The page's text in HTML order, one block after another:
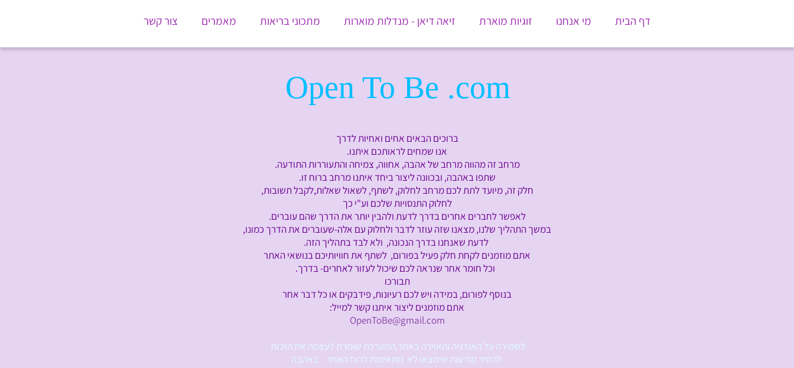
דף הבית מי אנחנו זוגיות מוארת זיאה דיאן - מנדלות מוארות מתכוני בריאות מאמרים צור קשר
Open To Be .com
ברוכים הבאים אחים ואחיות לדרך
אנו שמחים לראותכם איתנו.
מרחב זה מהווה מרחב של אהבה, אחווה, צמיחה והתעוררות התודעה.
שתפו באהבה, ובכוונה ליצור ביחד איתנו מרחב ברוח זו.
חלק זה, מיועד לתת לכם מרחב לחלוק, לשתף, לשאולשאלות,לקבל תשובות,
לחלוק התנסויות שלכם וע"י כך
לאפשר לחברים אחרים בדרך לדעת ולהבין יותר את הדרך שהם עוברים.
במשך התהליך שלנו, מצאנו שזה עוזר לדבר ולחלוק עם אלה-שעוברים את הדרך כמונו,
לדעת שאנחנו בדרך הנכונה, ולא לבד בתהליךהזה.
אתם מוזמנים לקחת חלק פעיל בפורום, לשתף אתחוויותיכם בנושאי האתר
וכל חומר אחר שנראה לכם שיכול לעזור לאחרים-בדרך.
תבורכו
בנוסף לפורום, במידה ויש לכם רעיונות, פידבקים או כל דבר אחר
אתם מוזמנים ליצור איתנו קשר למייל:
OpenToBe@gmail.com
לשמירה על האנרגיה והאוירה באתר,המערכת שומרת לעצמה את הזכות
להסיר מודעות שימצאו לא מתאימות לרוח האתר. באהבה